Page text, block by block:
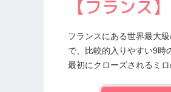
【フランス
フランスにある世界最大
で、比較的入りやすい9時
最初にクローズされるミ